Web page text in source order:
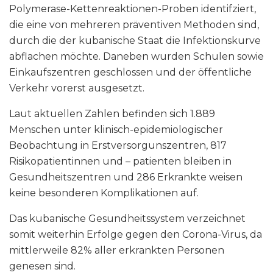
Polymerase-Kettenreaktionen-Proben identifziert,
die eine von mehreren präventiven Methoden sind,
durch die der kubanische Staat die Infektionskurve
abflachen möchte. Daneben wurden Schulen sowie
Einkaufszentren geschlossen und der öffentliche
Verkehr vorerst ausgesetzt.
Laut aktuellen Zahlen befinden sich 1.889
Menschen unter klinisch-epidemiologischer
Beobachtung in Erstversorgunszentren, 817
Risikopatientinnen und – patienten bleiben in
Gesundheitszentren und 286 Erkrankte weisen
keine besonderen Komplikationen auf.
Das kubanische Gesundheitssystem verzeichnet
somit weiterhin Erfolge gegen den Corona-Virus, da
mittlerweile 82% aller erkrankten Personen
genesen sind.